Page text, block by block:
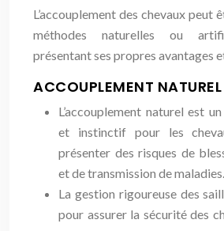
L’accouplement des chevaux peut
méthodes naturelles ou
présentant ses propres avantages
ACCOUPLEMENT NATUREL
L’accouplement naturel est
et instinctif pour les
présenter des risques de
et de transmission de maladies.
La gestion rigoureuse des
pour assurer la sécurité des